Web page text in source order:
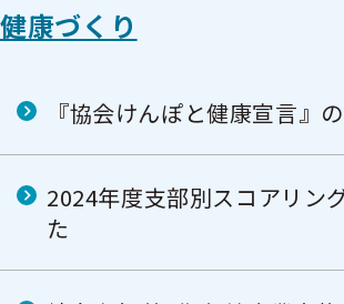
健康づくり
『協会けんぽと健康宣言』
2024年度支部別スコアリン
た